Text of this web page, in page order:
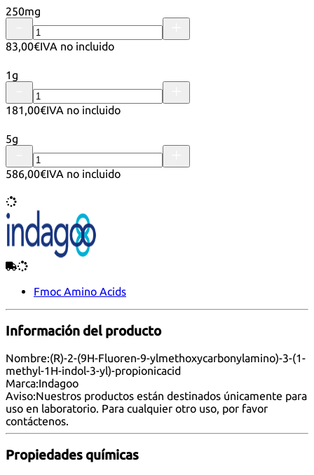
250mg
83,00€IVA no incluido
1g
181,00€IVA no incluido
5g
586,00€IVA no incluido
Fmoc Amino Acids
Información del producto
Nombre:(R)-2-(9H-Fluoren-9-ylmethoxycarbonylamino)-3-(1-
methyl-1H-indol-3-yl)-propionicacid
Marca:Indagoo
Aviso:Nuestros productos están destinados únicamente para
uso en laboratorio. Para cualquier otro uso, por favor
contáctenos.
Propiedades químicas